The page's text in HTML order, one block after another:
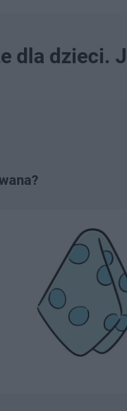
dla dzieci.